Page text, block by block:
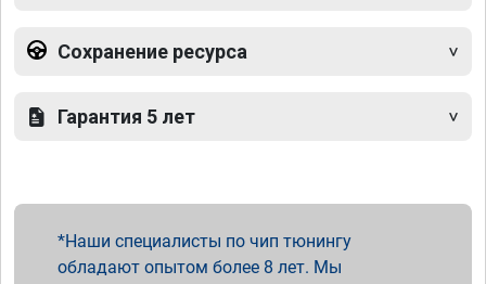
Сохранение ресурса
Гарантия 5 лет
Наши специалисты по чип тюнингу
обладают опытом более 8 лет. Мы